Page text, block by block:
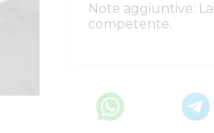
Note aggiuntive:
competente.